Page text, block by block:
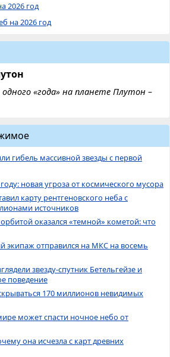
2026 год
на 2026 год
«года» на планете Плутон –
гибель массивной звезды с первой
новая угроза от космического мусора
карту рентгеновского неба с
источников
оказался «темной» кометой: что
экипаж отправился на МКС на восемь
звезду-спутник Бетельгейзе и
поведение
170 миллионов невидимых
может спасти ночное небо от
она исчезла с карт древних